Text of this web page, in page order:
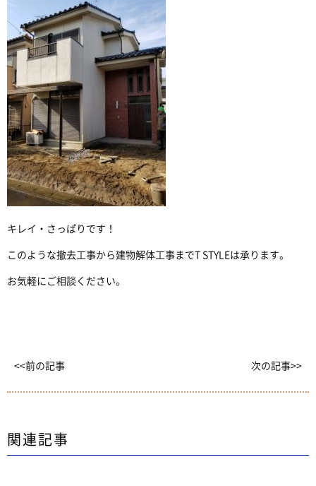
キレイ・さっぱりです！
このような撤去工事から建物解体工事までT STYLEは承ります。
お気軽にご相談ください。
<<前の記事 次の記事>>
関連記事